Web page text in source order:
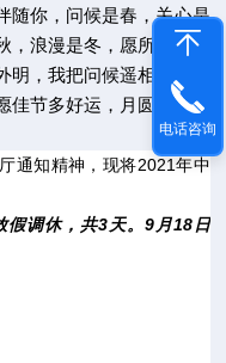
随你，问候是春，关心是
浪漫是冬，愿所有快乐
，我把问候遥相寄；皓
佳节多好运，月圆人圆事
通知精神，现将2021年中
假调休，共3天。 9月18日
电话咨询